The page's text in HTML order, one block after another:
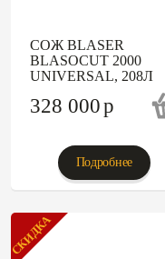
СОЖ BLASER
BLASOCUT 2000
UNIVERSAL, 208Л
328 000p
Подробнее
СКИДКА